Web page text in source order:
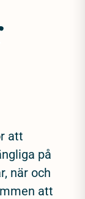
att
på
när och
att